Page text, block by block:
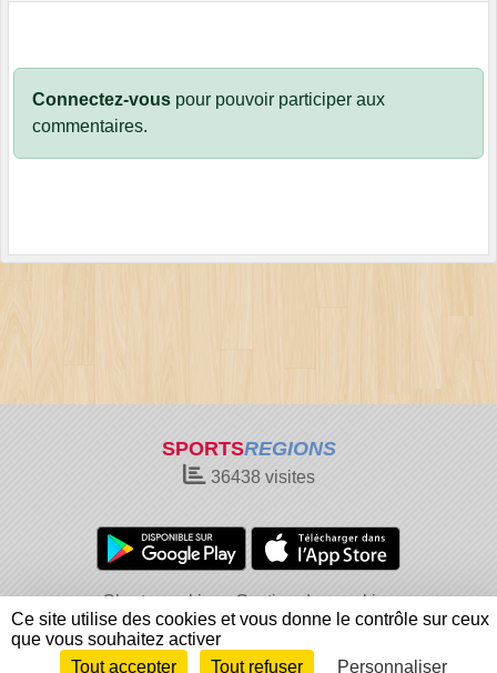
Connectez-vous pour pouvoir participer aux
commentaires.
SPORTSREGIONS
36438visites
Charte cookies
Gestion des cookies
Informations légales
Signaler un contenu inapproprié
Envie de participer ? Connexion
Ce site utilise des cookies et vous donne le contrôle sur ceux
que vous souhaitez activer
Tout accepter
Tout refuser Personnaliser